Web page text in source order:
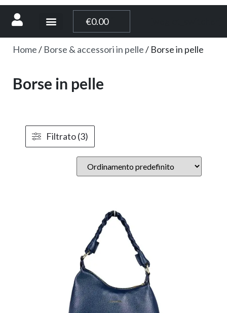
€0.00
Home/ Borse & accessori in pelle/ Borse in pelle
Borse in pelle
Filtrato (3)